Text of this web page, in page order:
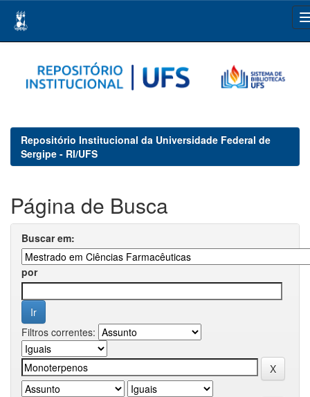
navigation
Repositório Institucional da Universidade Federal de
Sergipe - RI/UFS
Página de Busca
Buscar em:
por
Filtros correntes: